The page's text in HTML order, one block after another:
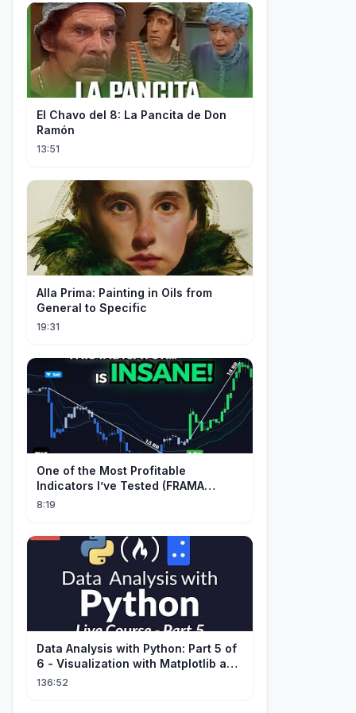
El Chavo del 8: La Pancita de Don
Ramón
13:51
Alla Prima: Painting in Oils from
General to Specific
19:31
One of the Most Profitable
Indicators I’ve Tested (FRAMA
Channel)
8:19
Data Analysis with Python: Part 5 of
6 - Visualization with Matplotlib and
Seaborn (Live Course)
136:52